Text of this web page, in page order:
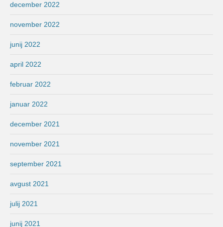
december 2022
november 2022
junij 2022
april 2022
februar 2022
januar 2022
december 2021
november 2021
september 2021
avgust 2021
julij 2021
junij 2021